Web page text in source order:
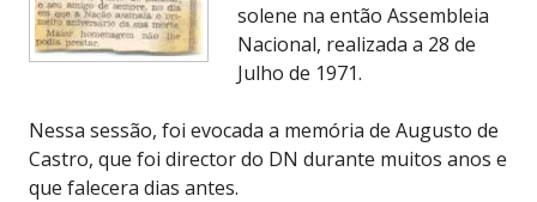
solene na então Assembleia
Nacional, realizada a 28 de
Julho de 1971.
Nessa sessão, foi evocada a memória de Augusto de
Castro, que foi director do DN durante muitos anos e
que falecera dias antes.